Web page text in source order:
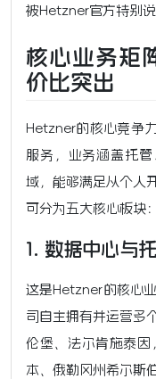
被Hetzner官方特别说
核心业务矩
价比突出
Hetzner的核心竞争
服务，业务涵盖托
域，能够满足从个人
可分为五大核心板块：
1. 数据中心与
这是Hetzner的核心
司自主拥有并运营多
伦堡、法尔肯施泰因
本、俄勒冈州希尔斯